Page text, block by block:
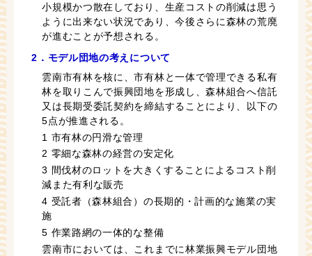
小規模かつ散在しており、生産コストの削減は思う
ように出来ない状況であり、今後さらに森林の荒廃
が進むことが予想される。
2．モデル団地の考えについて
雲南市有林を核に、市有林と一体で管理できる私有
林を取りこんで振興団地を形成し、森林組合へ信託
又は長期受委託契約を締結することにより、以下の
5点が推進される。
1 市有林の円滑な管理
2 零細な森林の経営の安定化
3 間伐材のロットを大きくすることによるコスト削
減また有利な販売
4 受託者（森林組合）の長期的・計画的な施業の実
施
5 作業路網の一体的な整備
雲南市においては、これまでに林業振興モデル団地